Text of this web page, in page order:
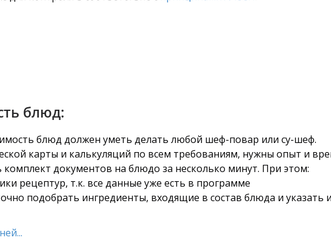
блюд:
блюд должен уметь делать любой шеф-повар или су-шеф.
карты и калькуляций по всем требованиям, нужны опыт и
документов на блюдо за несколько минут. При этом:
рецептур, т.к. все данные уже есть в программе
подобрать ингредиенты, входящие в состав блюда и указать